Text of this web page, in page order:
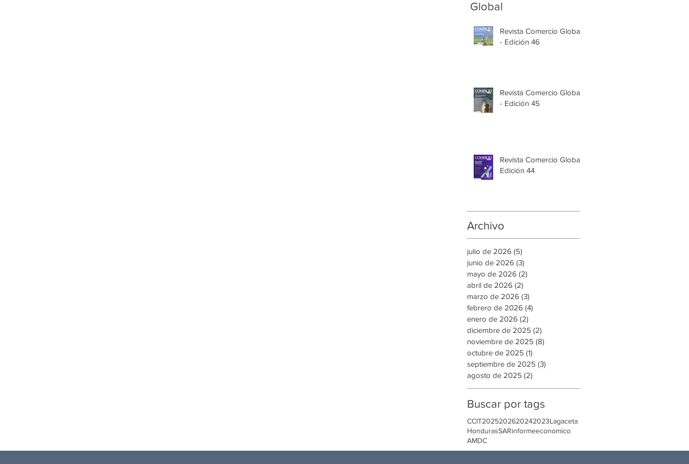
Global
Revista Comercio Global
- Edición 46
Revista Comercio Global
- Edición 45
Revista Comercio Global
Edición 44
Archivo
julio de 2026 (5)
junio de 2026 (3)
mayo de 2026 (2)
abril de 2026 (2)
marzo de 2026 (3)
febrero de 2026 (4)
enero de 2026 (2)
diciembre de 2025 (2)
noviembre de 2025 (8)
octubre de 2025 (1)
septiembre de 2025 (3)
agosto de 2025 (2)
Buscar por tags
CCIT2025202620242023Lagaceta
HondurasSARinformeeconomico
AMDC